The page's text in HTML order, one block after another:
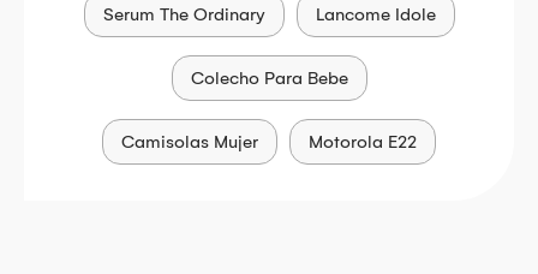
Serum The Ordinary Lancome Idole
Colecho Para Bebe
Camisolas Mujer Motorola E22